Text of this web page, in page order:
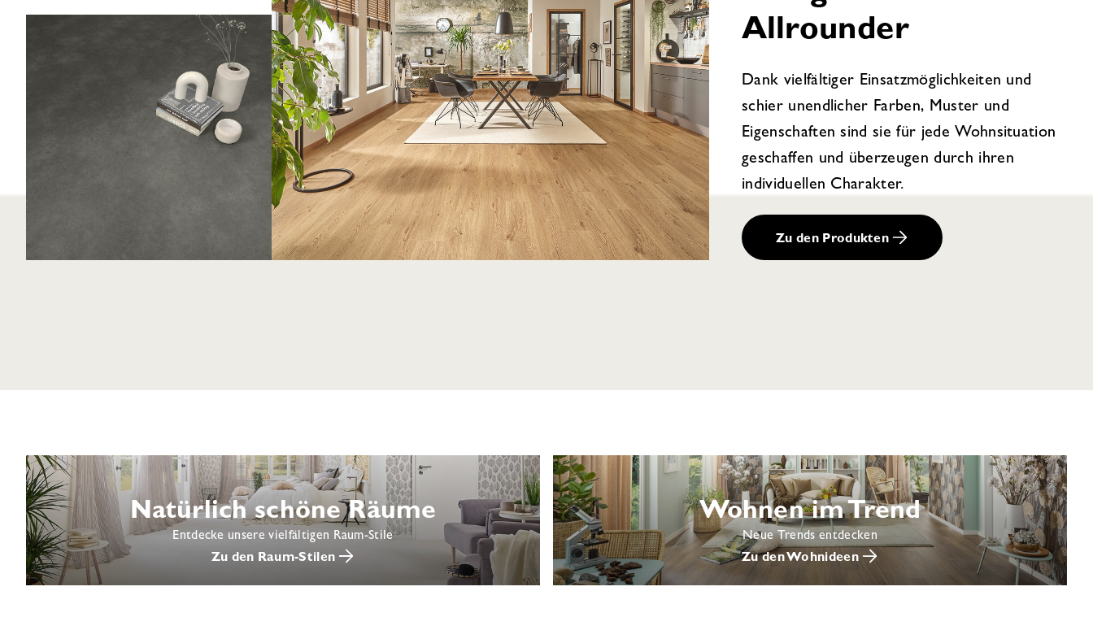
Allrounder
Dank vielfältiger Einsatzmöglichkeiten und
schier unendlicher Farben, Muster und
Eigenschaften sind sie für jede Wohnsituation
geschaffen und überzeugen durch ihren
individuellen Charakter.
Zu den Produkten
Natürlich schöne Räume
Entdecke unsere vielfältigen Raum-Stile
Zu den Raum-Stilen
Wohnen im Trend
Neue Trends entdecken
Zu den Wohnideen